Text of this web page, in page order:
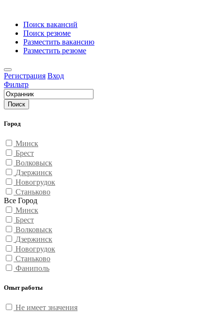
Поиск вакансий
Поиск резюме
Разместить вакансию
Разместить резюме
Регистрация Вход
Фильтр
Поиск
Город
Минск
Брест
Волковыск
Дзержинск
Новогрудок
Станьково
Все Город
Минск
Брест
Волковыск
Дзержинск
Новогрудок
Станьково
Фаниполь
Опыт работы
Не имеет значения